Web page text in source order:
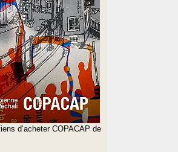
d’acheter COPACAP de